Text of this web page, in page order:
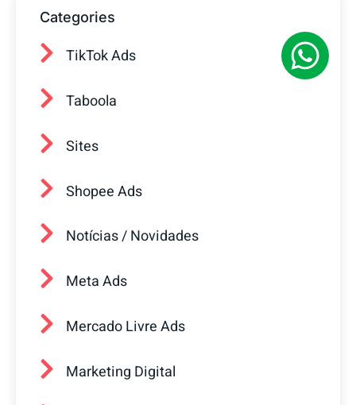
Categories
TikTok Ads
Taboola
Sites
Shopee Ads
Notícias / Novidades
Meta Ads
Mercado Livre Ads
Marketing Digital